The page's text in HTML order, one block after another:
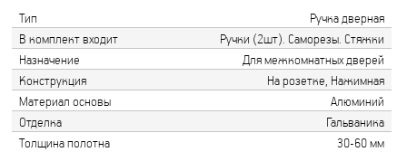
Тип
Ручка дверная
В комплект входит
Ручки (2шт). Саморезы. Стяжки
Назначение
Для межкомнатных дверей
Конструкция
На розетке, Нажимная
Материал основы
Алюминий
Отделка
Гальваника
Толщина полотна
30-60 мм